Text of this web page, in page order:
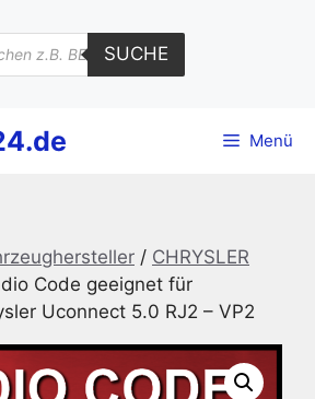
SUCHE
Menü
/ CHRYSLER
Code geeignet für
Uconnect 5.0 RJ2 – VP2